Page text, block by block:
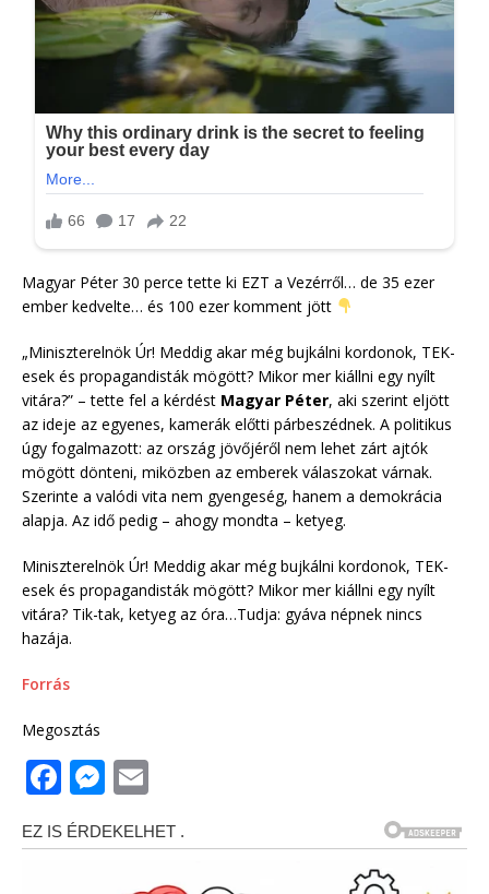
Magyar Péter 30 perce tette ki EZT a Vezérről… de 35 ezer
ember kedvelte… és 100 ezer komment jött
„Miniszterelnök Úr! Meddig akar még bujkálni kordonok, TEK-
esek és propagandisták mögött? Mikor mer kiállni egy nyílt
vitára?” – tette fel a kérdést Magyar Péter, aki szerint eljött
az ideje az egyenes, kamerák előtti párbeszédnek. A politikus
úgy fogalmazott: az ország jövőjéről nem lehet zárt ajtók
mögött dönteni, miközben az emberek válaszokat várnak.
Szerinte a valódi vita nem gyengeség, hanem a demokrácia
alapja. Az idő pedig – ahogy mondta – ketyeg.
Miniszterelnök Úr! Meddig akar még bujkálni kordonok, TEK-
esek és propagandisták mögött? Mikor mer kiállni egy nyílt
vitára? Tik-tak, ketyeg az óra…Tudja: gyáva népnek nincs
hazája.
Forrás
Megosztás
F
a
c
M
ss
e
ai
l